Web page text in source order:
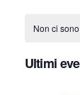
C
a
Non ci
Ultimi